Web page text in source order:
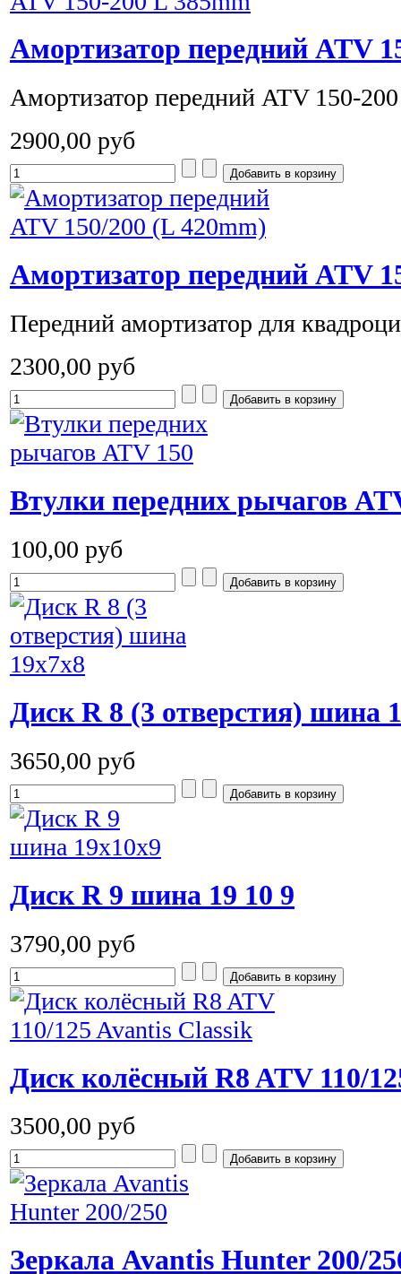
Амортизатор передний ATV
Амортизатор передний ATV 150-
2900,00 руб
Амортизатор передний ATV
Передний амортизатор для
2300,00 руб
Втулки передних рычагов
100,00 руб
Диск R 8 (3 отверстия) шина
3650,00 руб
Диск R 9 шина 19 10 9
3790,00 руб
Диск колёсный R8 ATV 110/
3500,00 руб
Зеркала Avantis Hunter 200/